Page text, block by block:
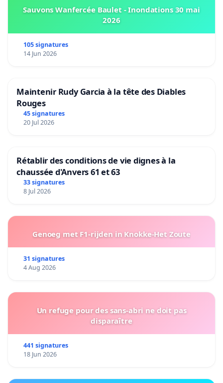
Sauvons Wanfercée Baulet - Inondations 30 mai
2026
105 signatures
14 Jun 2026
Maintenir Rudy Garcia à la tête des Diables
Rouges
45 signatures
20 Jul 2026
Rétablir des conditions de vie dignes à la
chaussée d'Anvers 61 et 63
33 signatures
8 Jul 2026
Genoeg met F1-rijden in Knokke-Het Zoute
31 signatures
4 Aug 2026
Un refuge pour des sans-abri ne doit pas
disparaître
441 signatures
18 Jun 2026